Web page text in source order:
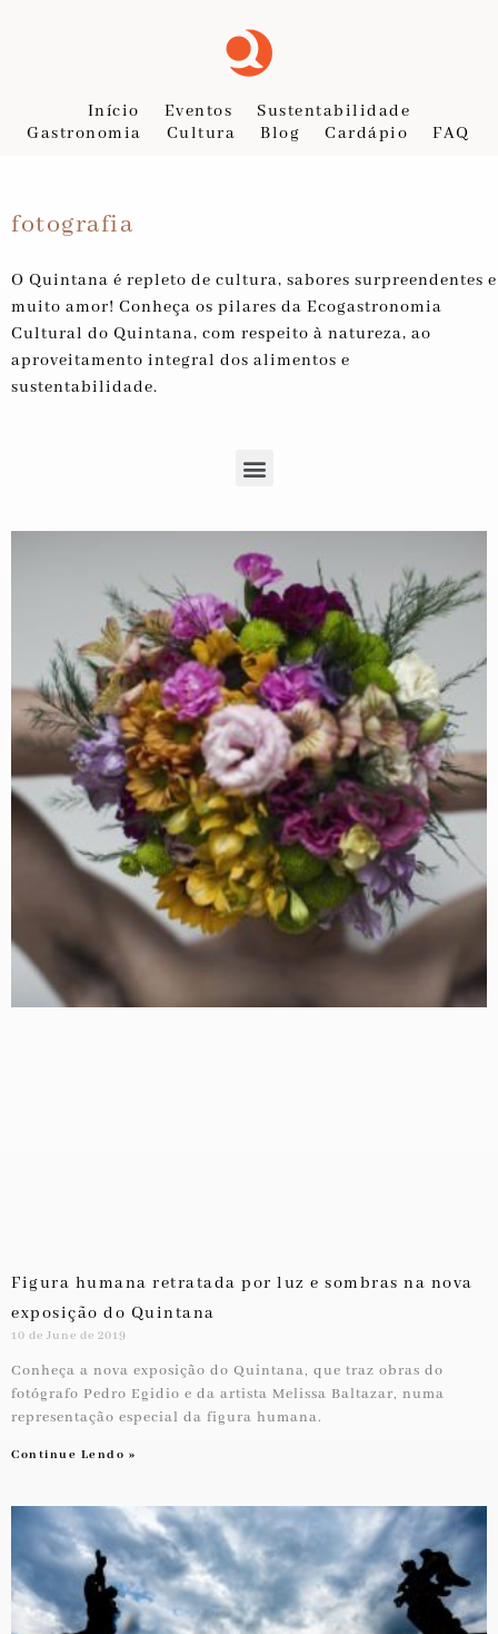
Início Eventos
Sustentabilidade
Gastronomia
Cultura Blog Cardápio FAQ
fotografia
O Quintana é repleto de cultura, sabores surpreendentes e
muito amor! Conheça os pilares da Ecogastronomia
Cultural do Quintana, com respeito à natureza, ao
aproveitamento integral dos alimentos e
sustentabilidade.
Figura humana retratada por luz e sombras na nova
exposição do Quintana
10 de June de 2019
Conheça a nova exposição do Quintana, que traz obras do
fotógrafo Pedro Egidio e da artista Melissa Baltazar, numa
representação especial da figura humana.
Continue Lendo »